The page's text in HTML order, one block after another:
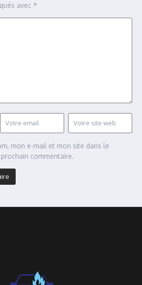
avec *
mon e-mail et mon site dans le
commentaire.